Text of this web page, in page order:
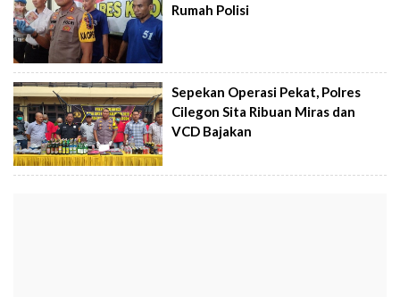
Rumah Polisi
Sepekan Operasi Pekat, Polres
Cilegon Sita Ribuan Miras dan
VCD Bajakan